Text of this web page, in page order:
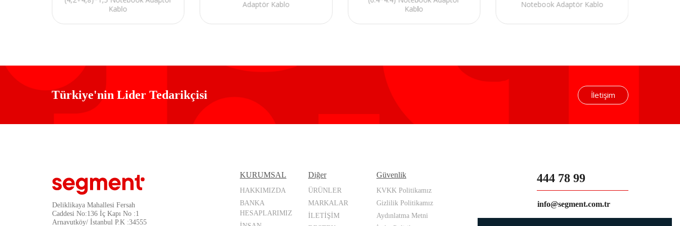
Kablo
Adaptör Kablo
Kablo
Notebook Adaptör Kablo
Türkiye'nin Lider Tedarikçisi İletişim
Deliklikaya Mahallesi Fersah
Caddesi No:136 İç Kapı No :1
Arnavutköy/ İstanbul P.K :34555
KURUMSAL
HAKKIMIZDA
BANKA
HESAPLARIMIZ
Diğer
ÜRÜNLER
MARKALAR
İLETİŞİM
Güvenlik
KVKK Politikamız
Gizlilik Politikamız
Aydınlatma Metni
444 78 99
info@segment.com.tr